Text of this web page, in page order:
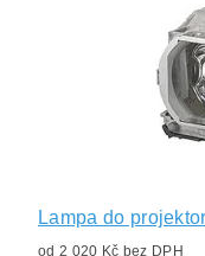
Lampa do
od 2 020 Kč bez DPH